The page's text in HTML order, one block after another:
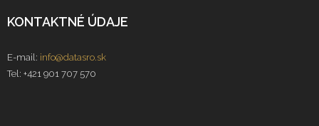
KONTAKTNÉ ÚDAJE
E-mail: info@datasro.sk
Tel: +421 901 707 570